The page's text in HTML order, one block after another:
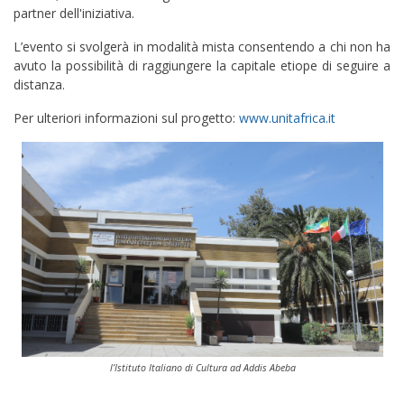
partner dell'iniziativa.
L’evento si svolgerà in modalità mista consentendo a chi non ha
avuto la possibilità di raggiungere la capitale etiope di seguire a
distanza.
Per ulteriori informazioni sul progetto: www.unitafrica.it
l’Istituto Italiano di Cultura ad Addis Abeba